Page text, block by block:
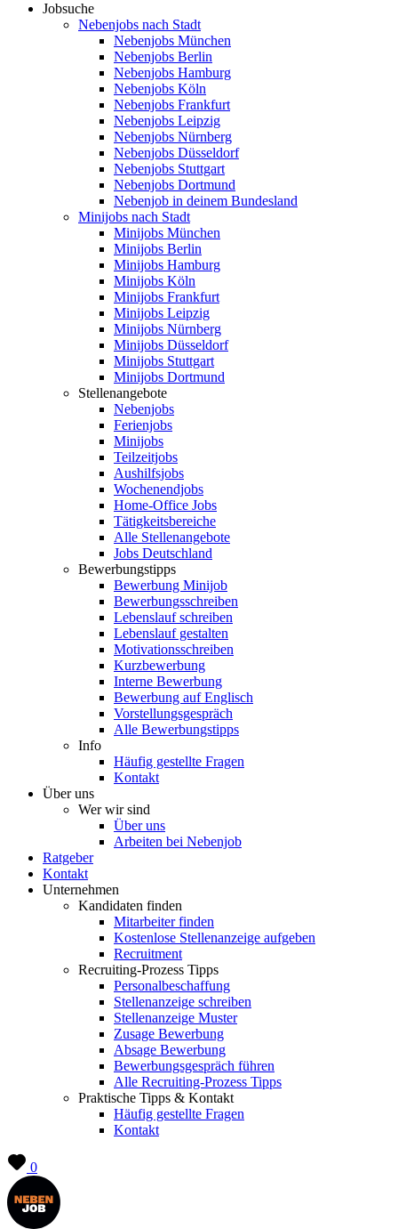
Jobsuche
Nebenjobs nach Stadt
Nebenjobs München
Nebenjobs Berlin
Nebenjobs Hamburg
Nebenjobs Köln
Nebenjobs Frankfurt
Nebenjobs Leipzig
Nebenjobs Nürnberg
Nebenjobs Düsseldorf
Nebenjobs Stuttgart
Nebenjobs Dortmund
Nebenjob in deinem Bundesland
Minijobs nach Stadt
Minijobs München
Minijobs Berlin
Minijobs Hamburg
Minijobs Köln
Minijobs Frankfurt
Minijobs Leipzig
Minijobs Nürnberg
Minijobs Düsseldorf
Minijobs Stuttgart
Minijobs Dortmund
Stellenangebote
Nebenjobs
Ferienjobs
Minijobs
Teilzeitjobs
Aushilfsjobs
Wochenendjobs
Home-Office Jobs
Tätigkeitsbereiche
Alle Stellenangebote
Jobs Deutschland
Bewerbungstipps
Bewerbung Minijob
Bewerbungsschreiben
Lebenslauf schreiben
Lebenslauf gestalten
Motivationsschreiben
Kurzbewerbung
Interne Bewerbung
Bewerbung auf Englisch
Vorstellungsgespräch
Alle Bewerbungstipps
Info
Häufig gestellte Fragen
Kontakt
Über uns
Wer wir sind
Über uns
Arbeiten bei Nebenjob
Ratgeber
Kontakt
Unternehmen
Kandidaten finden
Mitarbeiter finden
Kostenlose Stellenanzeige aufgeben
Recruitment
Recruiting-Prozess Tipps
Personalbeschaffung
Stellenanzeige schreiben
Stellenanzeige Muster
Zusage Bewerbung
Absage Bewerbung
Bewerbungsgespräch führen
Alle Recruiting-Prozess Tipps
Praktische Tipps & Kontakt
Häufig gestellte Fragen
Kontakt
0